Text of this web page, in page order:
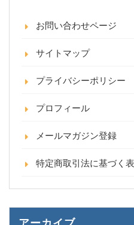
お問い合わせページ
サイトマップ
プライバシーポリシー
プロフィール
メールマガジン登録
特定商取引法に基づく